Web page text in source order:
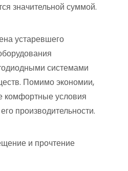
значительной суммой.
устаревшего
системами
Помимо экономии,
комфортные условия
производительности.
и прочтение